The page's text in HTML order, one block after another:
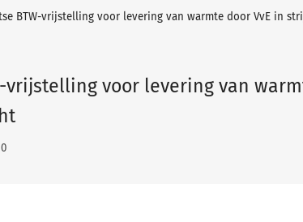
BTW-vrijstelling voor levering van warmte door VvE in
vrijstelling voor levering van